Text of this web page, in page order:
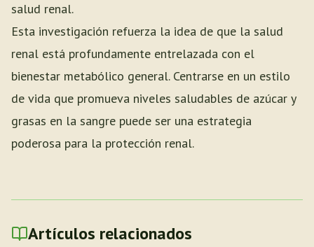
salud renal.
Esta investigación refuerza la idea de que la salud
renal está profundamente entrelazada con el
bienestar metabólico general. Centrarse en un estilo
de vida que promueva niveles saludables de azúcar y
grasas en la sangre puede ser una estrategia
poderosa para la protección renal.
Artículos relacionados